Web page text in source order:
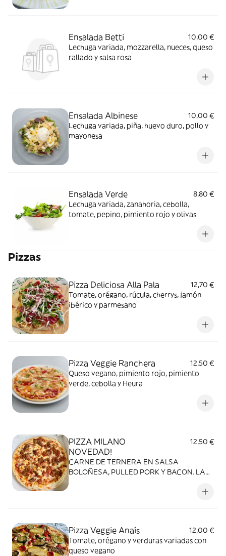
Ensalada Betti
10,00 €
Lechuga variada, mozzarella, nueces, queso
rallado y salsa rosa
Ensalada Albinese
10,00 €
Lechuga variada, piña, huevo duro, pollo y
mayonesa
Ensalada Verde
8,80 €
Lechuga variada, zanahoria, cebolla,
tomate, pepino, pimiento rojo y olivas
Pizzas
Pizza Deliciosa Alla Pala
12,70 €
Tomate, orégano, rúcula, cherrys, jamón
ibérico y parmesano
Pizza Veggie Ranchera
12,50 €
Queso vegano, pimiento rojo, pimiento
verde, cebolla y Heura
PIZZA MILANO
NOVEDAD!
12,50 €
CARNE DE TERNERA EN SALSA
BOLOÑESA, PULLED PORK Y BACON. LA
Pizza Veggie Anaís
12,00 €
Tomate, orégano y verduras variadas con
queso vegano